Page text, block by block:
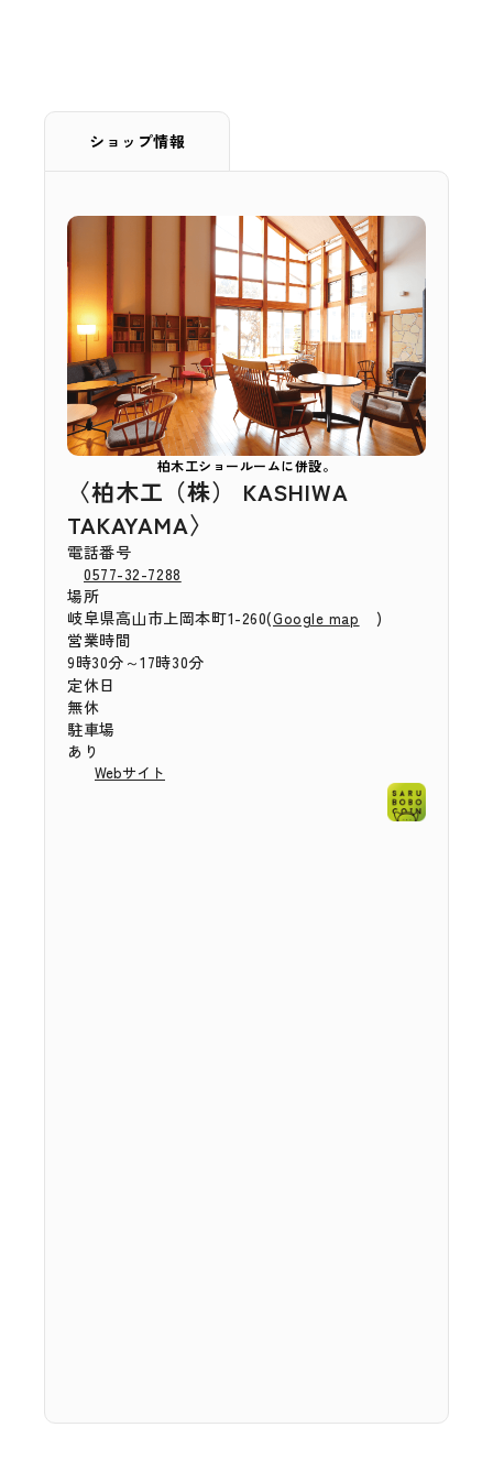
ショップ情報
柏木工ショールームに併設。
〈柏木工（株） KASHIWA
TAKAYAMA〉
電話番号
0577-32-7288
場所
岐阜県高山市上岡本町1-260(Google map
)
営業時間
9時30分～17時30分
定休日
無休
駐車場
あり
Webサイト